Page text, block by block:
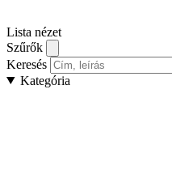
Lista nézet
Szűrők
Keresés
Kategória